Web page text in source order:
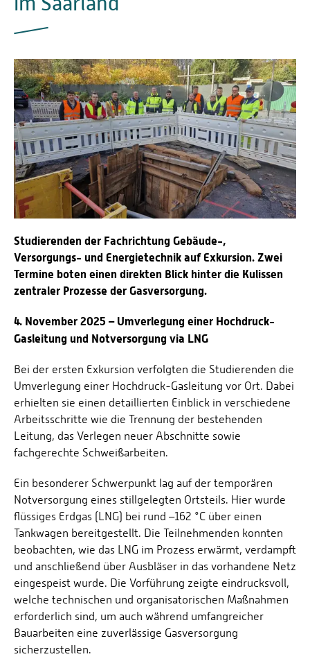
Studierenden der Fachrichtung Gebäude-,
Versorgungs- und Energietechnik auf Exkursion. Zwei
Termine boten einen direkten Blick hinter die Kulissen
zentraler Prozesse der Gasversorgung.
4. November 2025 – Umverlegung einer Hochdruck-
Gasleitung und Notversorgung via LNG
Bei der ersten Exkursion verfolgten die Studierenden die
Umverlegung einer Hochdruck-Gasleitung vor Ort. Dabei
erhielten sie einen detaillierten Einblick in verschiedene
Arbeitsschritte wie die Trennung der bestehenden
Leitung, das Verlegen neuer Abschnitte sowie
fachgerechte Schweißarbeiten.
Ein besonderer Schwerpunkt lag auf der temporären
Notversorgung eines stillgelegten Ortsteils. Hier wurde
flüssiges Erdgas (LNG) bei rund –162 °C über einen
Tankwagen bereitgestellt. Die Teilnehmenden konnten
beobachten, wie das LNG im Prozess erwärmt, verdampft
und anschließend über Ausbläser in das vorhandene Netz
eingespeist wurde. Die Vorführung zeigte eindrucksvoll,
welche technischen und organisatorischen Maßnahmen
erforderlich sind, um auch während umfangreicher
Bauarbeiten eine zuverlässige Gasversorgung
sicherzustellen.